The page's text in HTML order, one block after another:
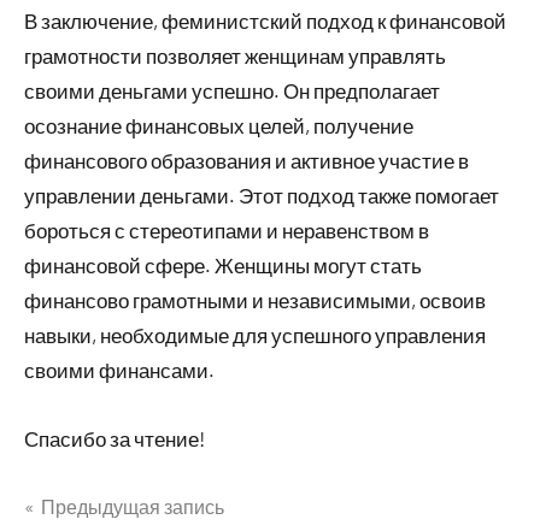
В заключение, феминистский подход к финансовой
грамотности позволяет женщинам управлять
своими деньгами успешно. Он предполагает
осознание финансовых целей, получение
финансового образования и активное участие в
управлении деньгами. Этот подход также помогает
бороться с стереотипами и неравенством в
финансовой сфере. Женщины могут стать
финансово грамотными и независимыми, освоив
навыки, необходимые для успешного управления
своими финансами.
Спасибо за чтение!
Предыдущая запись